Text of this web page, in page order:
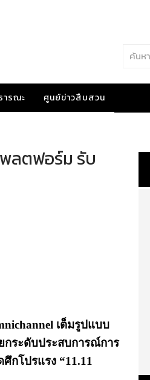
ารณะ ศูนย์ข่าวสืบสวน
ลตฟอร์ม รับ
เต็มรูปแบบ
กระดับประสบการณ์การ
กโปรแรง “11.11